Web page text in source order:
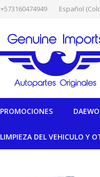
+573160474949 Español
PROMOCIONES
LIMPIEZA DEL VEHICULO Y